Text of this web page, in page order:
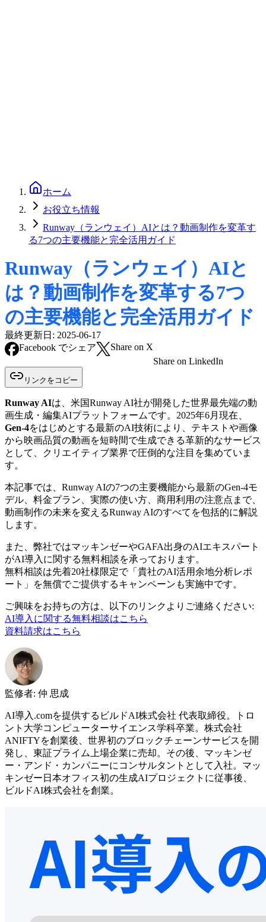
ホーム
お役立ち情報
Runway（ランウェイ）AIとは？動画制作を変革す
る7つの主要機能と完全活用ガイド
Runway（ランウェイ）AIと
は？動画制作を変革する7つ
の主要機能と完全活用ガイド
最終更新日: 2025-06-17
Facebook でシェア
Share on X
Share on LinkedIn
リンクをコピー
Runway AIは、米国Runway AI社が開発した世界最先端の動
画生成・編集AIプラットフォームです。2025年6月現在、
Gen-4をはじめとする最新のAI技術により、テキストや画像
から映画品質の動画を短時間で生成できる革新的なサービス
として、クリエイティブ業界で圧倒的な注目を集めていま
す。
本記事では、Runway AIの7つの主要機能から最新のGen-4モ
デル、料金プラン、実際の使い方、商用利用の注意点まで、
動画制作の未来を変えるRunway AIのすべてを包括的に解説
します。
また、弊社ではマッキンゼーやGAFA出身のAIエキスパート
がAI導入に関する無料相談を承っております。
無料相談は先着20社様限定で「貴社のAI活用余地分析レポ
ート」を無償でご提供するキャンペーンも実施中です。
ご興味をお持ちの方は、以下のリンクよりご連絡ください:
AI導入に関する無料相談はこちら
資料請求はこちら
監修者: 仲 思成
AI導入.comを提供するビルドAI株式会社 代表取締役。トロ
ント大学コンピューターサイエンス学科卒業。株式会社
ANIFTYを創業後、世界初のブロックチェーンサービスを開
発し、東証プライム上場企業に売却。その後、マッキンゼ
ー・アンド・カンパニーにコンサルタントとして入社。マッ
キンゼー日本オフィス初の生成AIプロジェクトに従事後、
ビルドAI株式会社を創業。